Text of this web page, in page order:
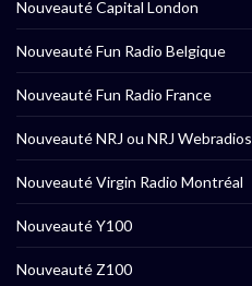
Nouveauté Capital London
Nouveauté Fun Radio Belgique
Nouveauté Fun Radio France
Nouveauté NRJ ou NRJ Webradios
Nouveauté Virgin Radio Montréal
Nouveauté Y100
Nouveauté Z100